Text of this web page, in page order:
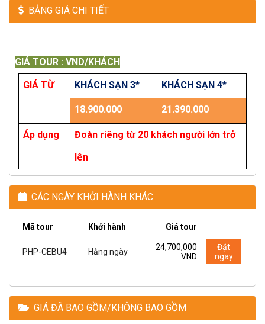
BẢNG GIÁ CHI TIẾT
GIÁ TOUR : VND/KHÁCH
GIÁ TỪ KHÁCH SẠN 3* KHÁCH SẠN 4*
18.900.000 21.390.000
Áp dụng
Đoàn riêng từ 20 khách người lớn trở
lên
CÁC NGÀY KHỞI HÀNH KHÁC
Mã tour Khởi hành Giá tour
PHP-CEBU4 Hằng ngày
24,700,000
VND
Đặt
ngay
GIÁ ĐÃ BAO GỒM/KHÔNG BAO GỒM